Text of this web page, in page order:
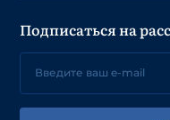
Подписаться на